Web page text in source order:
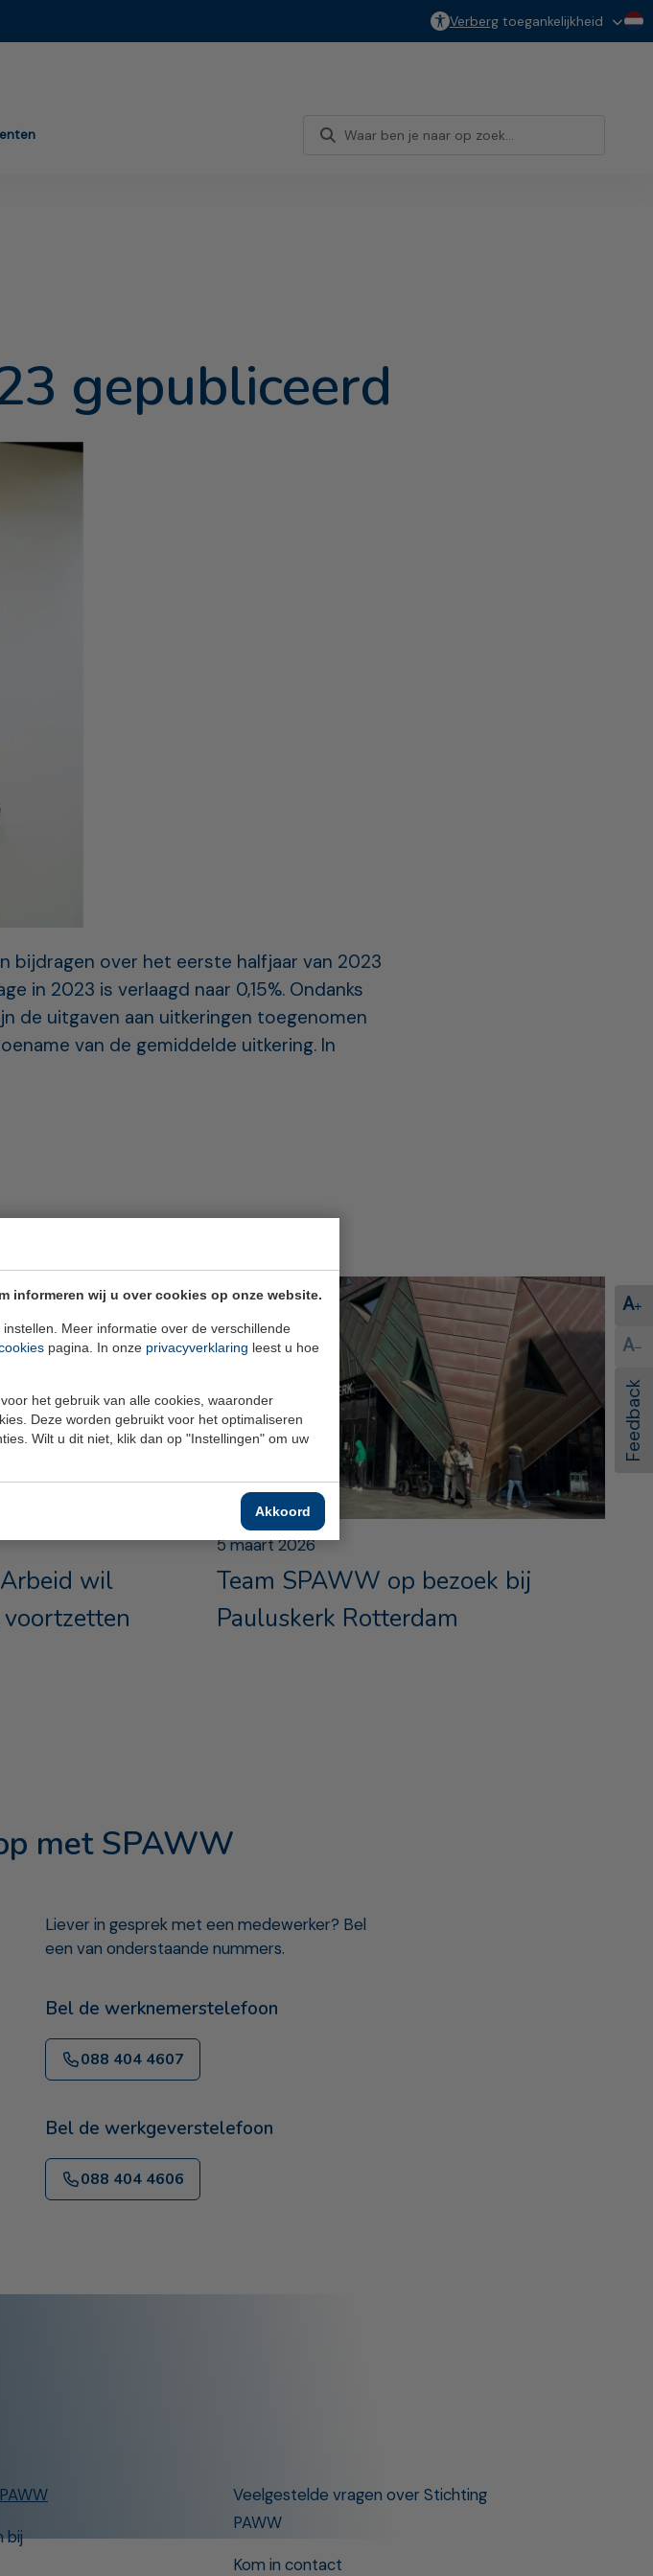
informeren wij u over cookies op onze website.
Meer informatie over de verschillende
pagina. In onze privacyverklaring leest u hoe
het gebruik van alle cookies, waaronder
Deze worden gebruikt voor het optimaliseren
Wilt u dit niet, klik dan op "Instellingen" om uw
Akkoord
Verbergtoegankelijkheid
A
A
Feedback
gepubliceerd
bijdragen over het eerste halfjaar van 2023
in 2023 is verlaagd naar 0,15%. Ondanks
de uitgaven aan uitkeringen toegenomen
van de gemiddelde uitkering. In
wil
5 maart 2026
Team SPAWW op bezoek bij
Pauluskerk Rotterdam
met SPAWW
Liever in gesprek met een medewerker? Bel
een van onderstaande nummers.
Bel de werknemerstelefoon
088 404 4607
Bel de werkgeverstelefoon
088 404 4606
bij
Veelgestelde vragen over Stichting
PAWW
Kom in contact